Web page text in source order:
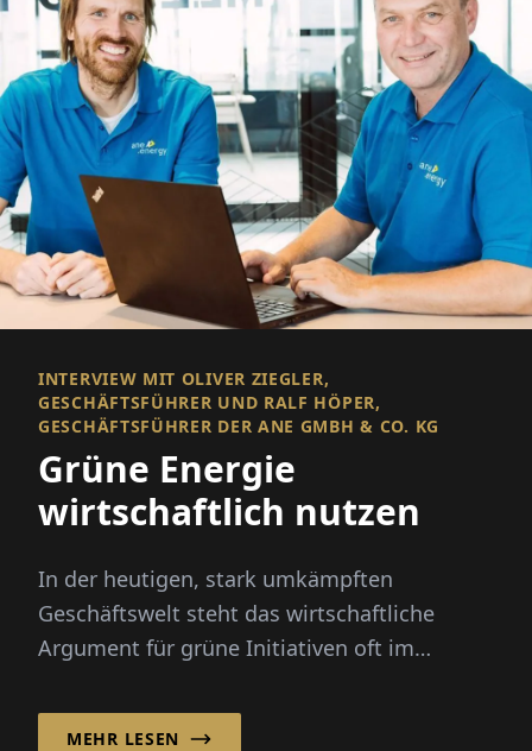
INTERVIEW MIT OLIVER ZIEGLER,
GESCHÄFTSFÜHRER UND RALF HÖPER,
GESCHÄFTSFÜHRER DER ANE GMBH & CO. KG
Grüne Energie
wirtschaftlich nutzen
In der heutigen, stark umkämpften
Geschäftswelt steht das wirtschaftliche
Argument für grüne Initiativen oft im
w...
MEHR LESEN